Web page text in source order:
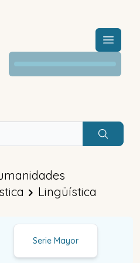
Menú
Buscar
Lingüística
Serie Mayor